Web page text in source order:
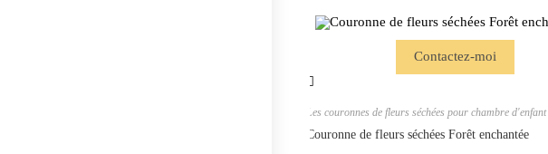
Contactez-moi
Les couronnes de fleurs séchées pour chambre d'enfant
Couronne de fleurs séchées Forêt enchantée